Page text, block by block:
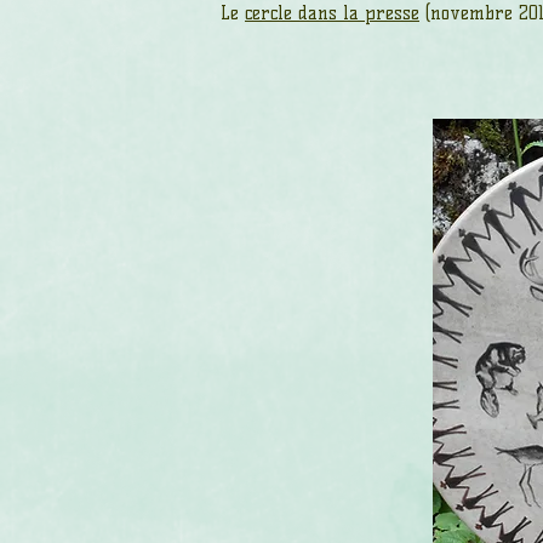
Le cercle dans la presse (novembre